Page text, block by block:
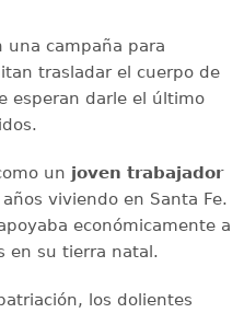
una campaña para
trasladar el cuerpo de
esperan darle el último
un joven trabajador
viviendo en Santa Fe.
económicamente a
en su tierra natal.
los dolientes